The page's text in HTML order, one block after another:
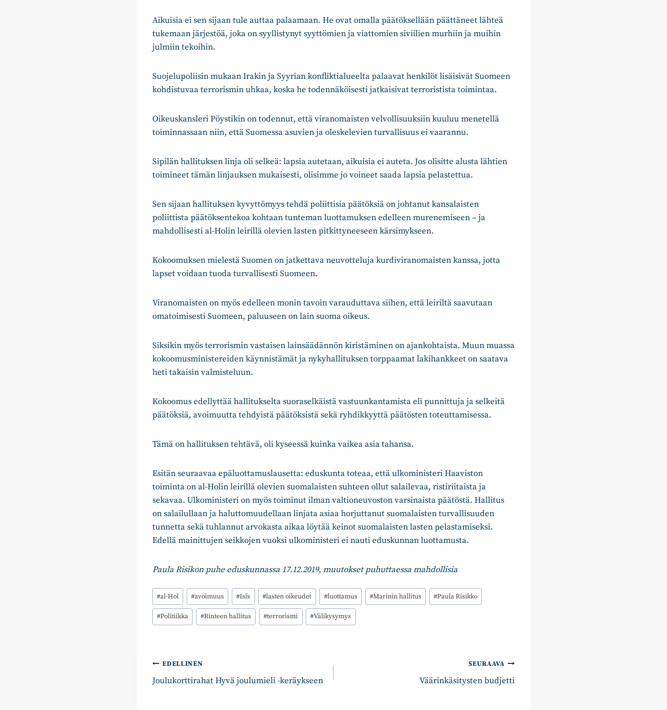
Aikuisia ei sen sijaan tule auttaa palaamaan. He ovat omalla päätöksellään päättäneet lähteä
tukemaan järjestöä, joka on syyllistynyt syyttömien ja viattomien siviilien murhiin ja muihin
julmiin tekoihin.
Suojelupoliisin mukaan Irakin ja Syyrian konfliktialueelta palaavat henkilöt lisäisivät Suomeen
kohdistuvaa terrorismin uhkaa, koska he todennäköisesti jatkaisivat terroristista toimintaa.
Oikeuskansleri Pöystikin on todennut, että viranomaisten velvollisuuksiin kuuluu menetellä
toiminnassaan niin, että Suomessa asuvien ja oleskelevien turvallisuus ei vaarannu.
Sipilän hallituksen linja oli selkeä: lapsia autetaan, aikuisia ei auteta. Jos olisitte alusta lähtien
toimineet tämän linjauksen mukaisesti, olisimme jo voineet saada lapsia pelastettua.
Sen sijaan hallituksen kyvyttömyys tehdä poliittisia päätöksiä on johtanut kansalaisten
poliittista päätöksentekoa kohtaan tunteman luottamuksen edelleen murenemiseen – ja
mahdollisesti al-Holin leirillä olevien lasten pitkittyneeseen kärsimykseen.
Kokoomuksen mielestä Suomen on jatkettava neuvotteluja kurdiviranomaisten kanssa, jotta
lapset voidaan tuoda turvallisesti Suomeen.
Viranomaisten on myös edelleen monin tavoin varauduttava siihen, että leiriltä saavutaan
omatoimisesti Suomeen, paluuseen on lain suoma oikeus.
Siksikin myös terrorismin vastaisen lainsäädännön kiristäminen on ajankohtaista. Muun muassa
kokoomusministereiden käynnistämät ja nykyhallituksen torppaamat lakihankkeet on saatava
heti takaisin valmisteluun.
Kokoomus edellyttää hallitukselta suoraselkäistä vastuunkantamista eli punnittuja ja selkeitä
päätöksiä, avoimuutta tehdyistä päätöksistä sekä ryhdikkyyttä päätösten toteuttamisessa.
Tämä on hallituksen tehtävä, oli kyseessä kuinka vaikea asia tahansa.
Esitän seuraavaa epäluottamuslausetta: eduskunta toteaa, että ulkoministeri Haaviston
toiminta on al-Holin leirillä olevien suomalaisten suhteen ollut salailevaa, ristiriitaista ja
sekavaa. Ulkoministeri on myös toiminut ilman valtioneuvoston varsinaista päätöstä. Hallitus
on salailullaan ja haluttomuudellaan linjata asiaa horjuttanut suomalaisten turvallisuuden
tunnetta sekä tuhlannut arvokasta aikaa löytää keinot suomalaisten lasten pelastamiseksi.
Edellä mainittujen seikkojen vuoksi ulkoministeri ei nauti eduskunnan luottamusta.
Paula Risikon puhe eduskunnassa 17.12.2019, muutokset puhuttaessa mahdollisia
Avainsanat:
#al-Hol #avoimuus #Isis #lasten oikeudet #luottamus #Marinin hallitus #Paula Risikko
#Politiikka #Rinteen hallitus #terrorismi #Välikysymys
Artikkelien
selaus
EDELLINEN
Joulukorttirahat Hyvä joulumieli -keräykseen
SEURAAVA
Väärinkäsitysten budjetti